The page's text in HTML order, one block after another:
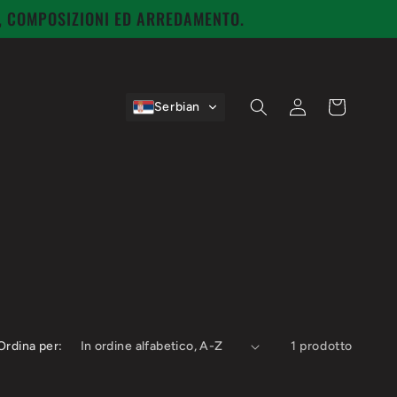
ED ARREDAMENTO.
Serbian Accedi Carrello
per: 1 prodotto